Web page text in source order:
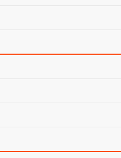
Membentuk